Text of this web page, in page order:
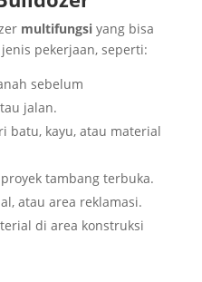
multifungsiyang bisa
pekerjaan, seperti:
sebelum
jalan.
batu, kayu, atau material
tambang terbuka.
atau area reklamasi.
di area konstruksi